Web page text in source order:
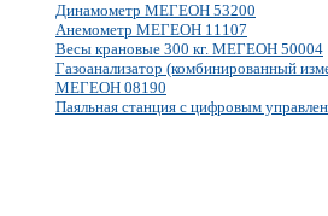
Динамометр МЕГЕОН 53200
Анемометр МЕГЕОН 11107
Весы крановые 300 кг. МЕГЕОН 50004
Газоанализатор (комбинированный
МЕГЕОН 08190
Паяльная станция с цифровым